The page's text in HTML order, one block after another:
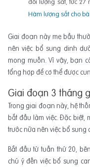
Hàm lượng sắt cho
Giai đoạn này mẹ bầu
nên việc bổ sung dinh
mong muốn. Vì vậy, bạn
tổng hợp để cơ thể được
Giai đoạn 3 tháng
Trong giai đoạn này, hệ
bắt đầu làm việc. Đặc
trước nữa nên việc bổ
Bắt đầu từ tuần thứ 20,
chú ý đến việc bổ sung